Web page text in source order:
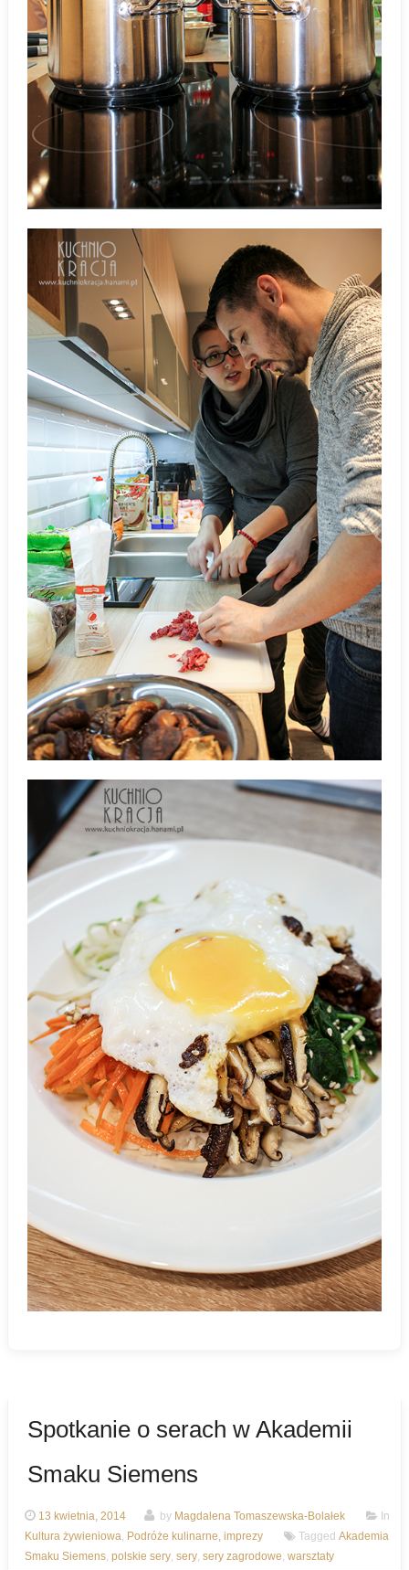
Spotkanie o serach w Akademii
Smaku Siemens
13 kwietnia, 2014 by Magdalena Tomaszewska-Bolałek
In
Kultura żywieniowa, Podróże kulinarne, imprezy Tagged Akademia
Smaku Siemens, polskie sery, sery, sery zagrodowe, warsztaty